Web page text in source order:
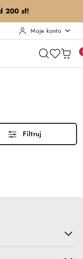
200 zł!
Moje konto
Filtruj